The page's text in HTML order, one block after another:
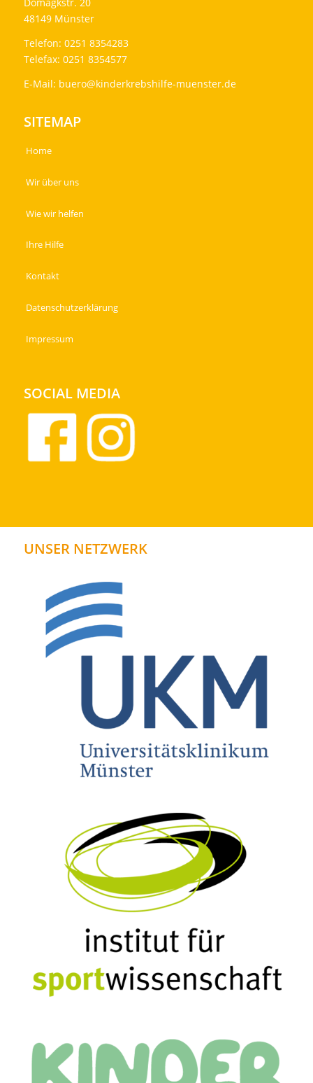
48149 Münster
Telefon: 0251 8354283
Telefax: 0251 8354577
E-Mail: buero@kinderkrebshilfe-muenster.de
SITEMAP
Home
Wir über uns
Wie wir helfen
Ihre Hilfe
Kontakt
Datenschutzerklärung
Impressum
SOCIAL MEDIA
UNSER NETZWERK